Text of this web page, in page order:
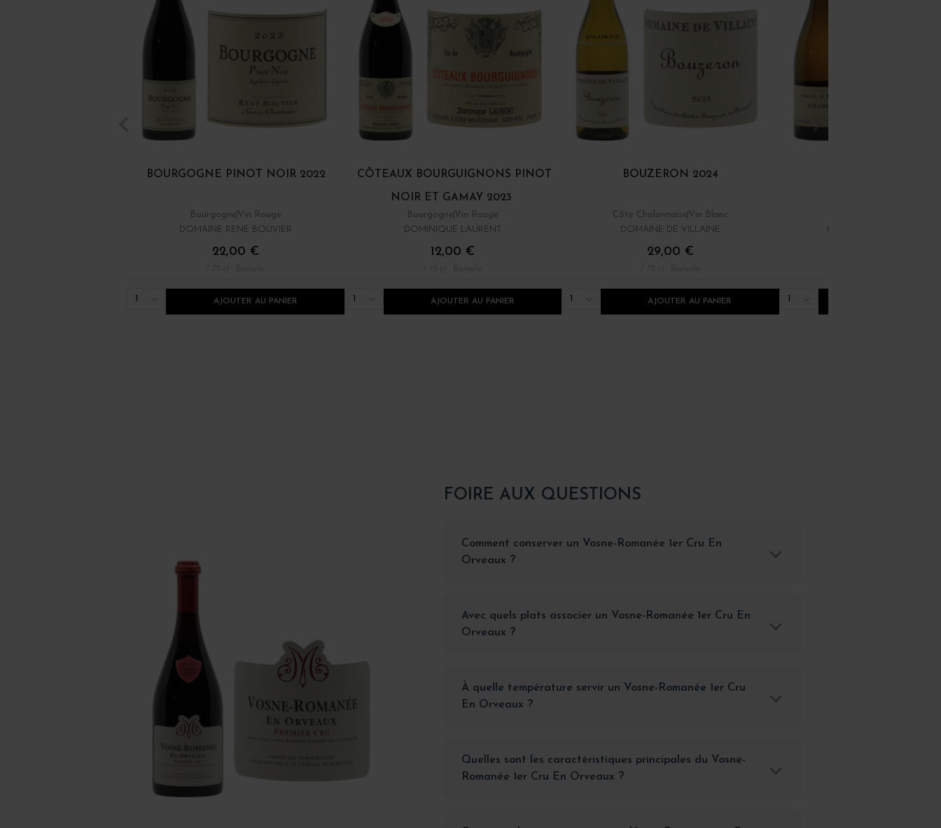
BOURGOGNE PINOT NOIR 2022
Bourgogne Vin Rouge
DOMAINE RENÉ BOUVIER
22,00 €
AJOUTER AU PANIER
CÔTEAUX BOURGUIGNONS PINOT
NOIR ET GAMAY 2023
Bourgogne Vin Rouge
DOMINIQUE LAURENT
12,00 €
AJOUTER AU PANIER
BOUZERON 2024
Côte Chalonnaise Vin Blanc
DOMAINE DE VILLAINE
29,00 €
AJOUTER AU PANIER
FOIRE AUX QUESTIONS
Comment conserver un Vosne-Romanée 1er Cru En
Orveaux ?
Avec quels plats associer un Vosne-Romanée 1er Cru En
Orveaux ?
À quelle température servir un Vosne-Romanée 1er Cru
En Orveaux ?
Quelles sont les caractéristiques principales du Vosne-
Romanée 1er Cru En Orveaux ?